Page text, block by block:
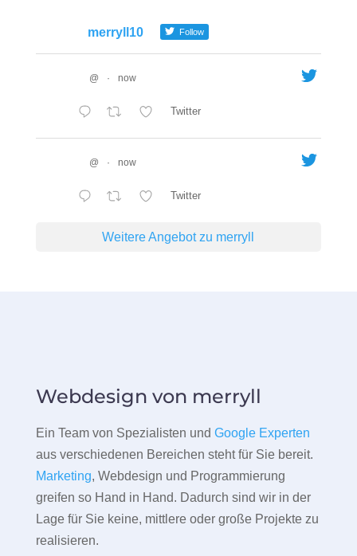
merryll10 Follow
@ · now
Twitter
@ · now
Twitter
Weitere Angebot zu merryll
Webdesign von merryll
Ein Team von Spezialisten und Google Experten
aus verschiedenen Bereichen steht für Sie bereit.
Marketing, Webdesign und Programmierung
greifen so Hand in Hand. Dadurch sind wir in der
Lage für Sie keine, mittlere oder große Projekte zu
realisieren.